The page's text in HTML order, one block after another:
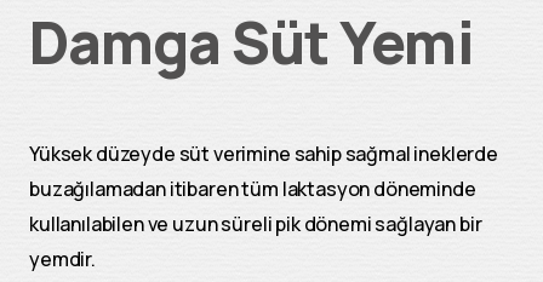
Damga Süt Yemi
Yüksek düzeyde süt verimine sahip sağmal ineklerde
buzağılamadan itibaren tüm laktasyon döneminde
kullanılabilen ve uzun süreli pik dönemi sağlayan bir
yemdir.